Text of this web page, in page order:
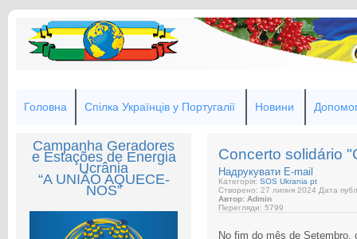
Головна Спілка Українців у Португалії Новини
Campanha Geradores
e Estações de Energia
Ucrânia
“A UNIÃO AQUECE-
NOS”
Concerto solidário
Надрукувати E-mail
Категорія:SOS Ukrania pt
Створено: 27 липня 2024 Дата
Автор: Admin
Перегляди: 5799
No fim do mês de Setembro,